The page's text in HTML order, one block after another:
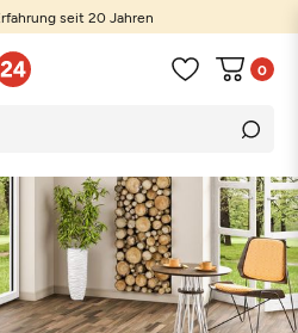
seit 20 Jahren
0